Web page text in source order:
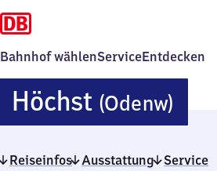
Bahnhof wählenServiceEntdecken
Höchst (Odenw)
Reiseinfos Ausstattung Service